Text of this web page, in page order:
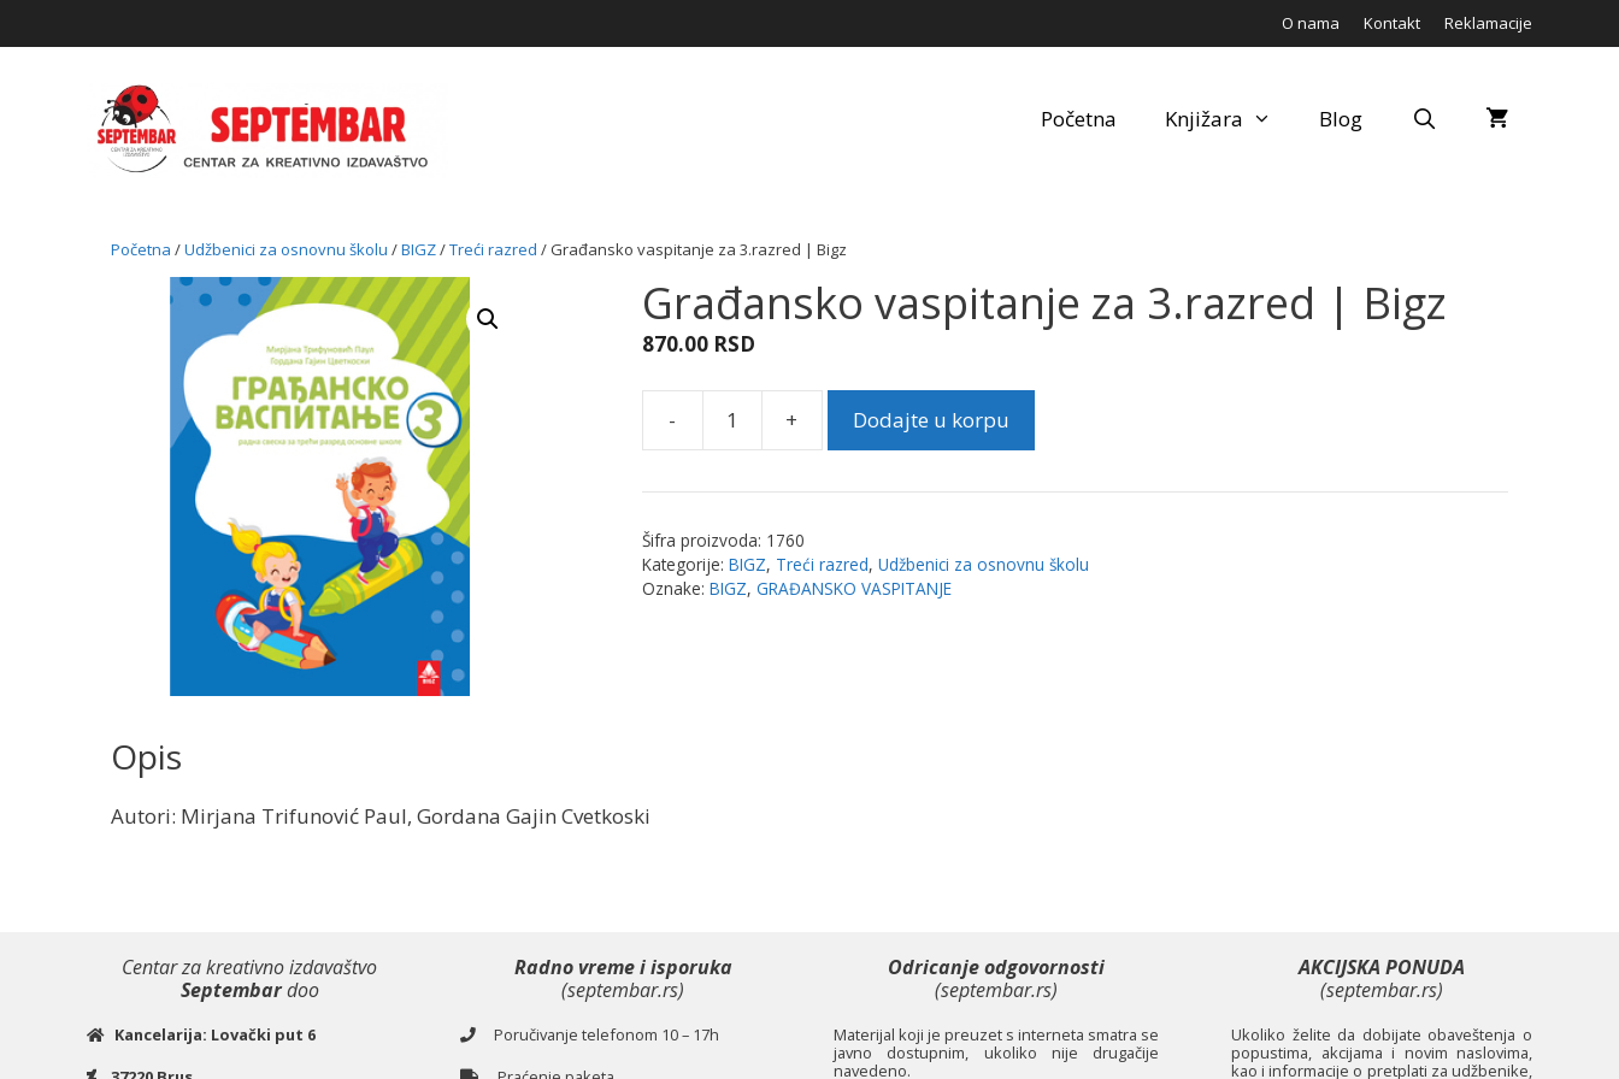
to
O nama Kontakt Reklamacije
Početna Knjižara Blog
Početna /Udžbenici za osnovnu školu /BIGZ/Treći razred / Građansko vaspitanje za 3.razred | Bigz
Građansko vaspitanje za 3.razred | Bigz
870.00 RSD
-
Građansko
za
|
Bigz
+ Dodajte u korpu
Šifra proizvoda: 1760
Kategorije: BIGZ, Treći razred, Udžbenici za osnovnu školu
Oznake: BIGZ, GRAĐANSKO VASPITANJE
Opis
Autori: Mirjana Trifunović Paul, Gordana Gajin Cvetkoski
Centar za kreativno izdavaštvo
Septembardoo
Kancelarija: Lovački put 6
Radno vreme i isporuka
(septembar.rs)
Poručivanje telefonom 10 – 17h
Odricanje odgovornosti
(septembar.rs)
Materijal koji je preuzet s interneta smatra se
javno dostupnim, ukoliko nije drugačije
navedeno.
AKCIJSKA PONUDA
(septembar.rs)
Ukoliko želite da dobijate obaveštenja o
popustima, akcijama i novim naslovima,
kao i informacije o pretplati za udžbenike,